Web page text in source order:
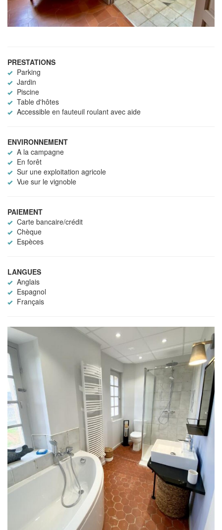
PRESTATIONS
Parking
Jardin
Piscine
Table d'hôtes
Accessible en fauteuil roulant avec aide
ENVIRONNEMENT
A la campagne
En forêt
Sur une exploitation agricole
Vue sur le vignoble
PAIEMENT
Carte bancaire/crédit
Chèque
Espèces
LANGUES
Anglais
Espagnol
Français